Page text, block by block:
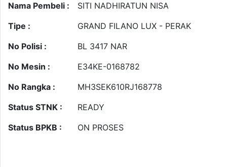
Nama Pembeli :
SITI NADHIRATUN NISA
Tipe :
GRAND FILANO LUX - PERAK
No Polisi :
BL 3417 NAR
No Mesin :
E34KE-0168782
No Rangka :
MH3SEK610RJ168778
Status STNK :
READY
Status BPKB :
ON PROSES